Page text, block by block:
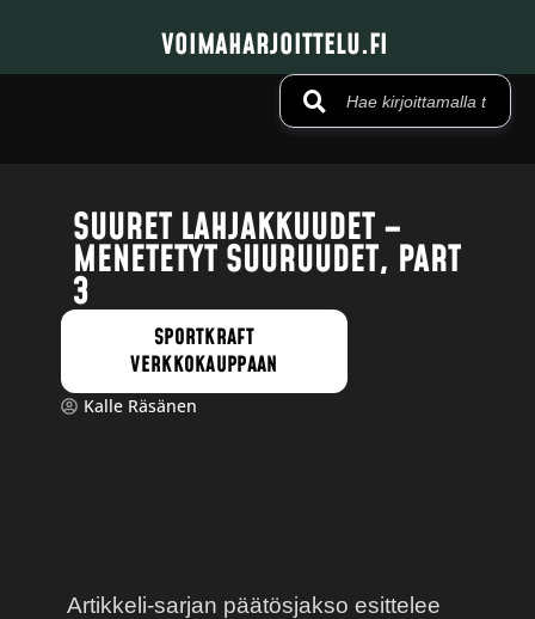
VOIMAHARJOITTELU.FI
SUURET LAHJAKKUUDET –
MENETETYT SUURUUDET, PART
3
SPORTKRAFT
VERKKOKAUPPAAN
Kalle Räsänen
Artikkeli-sarjan päätösjakso esittelee